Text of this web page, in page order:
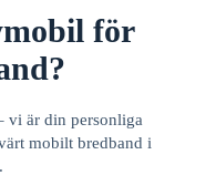
för
vi är din personliga
mobilt bredband i